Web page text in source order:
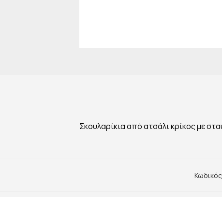
Σκουλαρίκια από ατσάλι κρίκος με